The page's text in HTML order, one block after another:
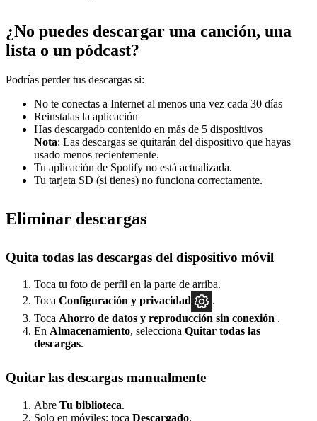
¿No puedes descargar una canción, una
lista o un pódcast?
Podrías perder tus descargas si:
No te conectas a Internet al menos una vez cada 30 días
Reinstalas la aplicación
Has descargado contenido en más de 5 dispositivos
Nota: Las descargas se quitarán del dispositivo que hayas
usado menos recientemente.
Tu aplicación de Spotify no está actualizada.
Tu tarjeta SD (si tienes) no funciona correctamente.
Eliminar descargas
Quita todas las descargas del dispositivo móvil
Toca tu foto de perfil en la parte de arriba.
Toca Configuración y privacidad
.
Toca Ahorro de datos y reproducción sin conexión .
En Almacenamiento, selecciona Quitar todas las
descargas.
Quitar las descargas manualmente
Abre Tu biblioteca.
Solo en móviles: toca Descargado.